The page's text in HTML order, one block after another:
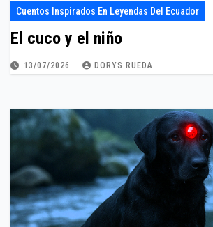
Cuentos Inspirados En Leyendas Del Ecuador
El cuco y el niño
13/07/2026 DORYS RUEDA